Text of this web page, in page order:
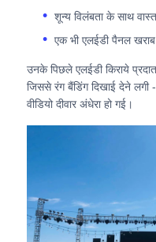
एलईडी प्रदर्शन स्क्रीन
संगीत कार्यक्रम एलईडी
स्टेज एलईडी स्क्रीन
कोब एलईडी वीडियो दीवार
पारदर्शी एलईडी प्रदर्शन
शून्य विलंबता के साथ
एक भी एलईडी पैनल खराब
उनके पिछले एलईडी किराये
जिससे रंग बैंडिंग दिखाई देने
वीडियो दीवार अंधेरा हो गई।